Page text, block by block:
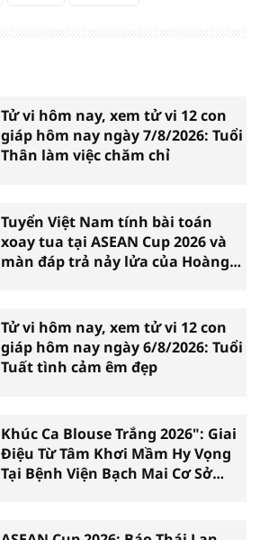
Tử vi hôm nay, xem tử vi 12 con
giáp hôm nay ngày 7/8/2026: Tuổi
Thân làm việc chăm chỉ
Tuyển Việt Nam tính bài toán
xoay tua tại ASEAN Cup 2026 và
màn đáp trả nảy lửa của Hoàng
Tử vi hôm nay, xem tử vi 12 con
giáp hôm nay ngày 6/8/2026: Tuổi
Tuất tình cảm êm đẹp
Khúc Ca Blouse Trắng 2026": Giai
Điệu Từ Tâm Khơi Mầm Hy Vọng
Tại Bệnh Viện Bạch Mai Cơ Sở